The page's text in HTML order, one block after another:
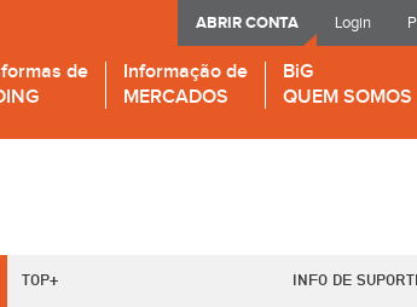
Login
ABRIR CONTA
de
Informação de
MERCADOS
BiG
QUEM SOMOS
TOP+ INFO DE